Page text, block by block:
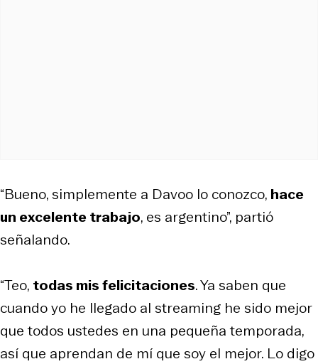
“Bueno, simplemente a Davoo lo conozco, hace
un excelente trabajo, es argentino”, partió
señalando.
“Teo, todas mis felicitaciones. Ya saben que
cuando yo he llegado al streaming he sido mejor
que todos ustedes en una pequeña temporada,
así que aprendan de mí que soy el mejor. Lo digo